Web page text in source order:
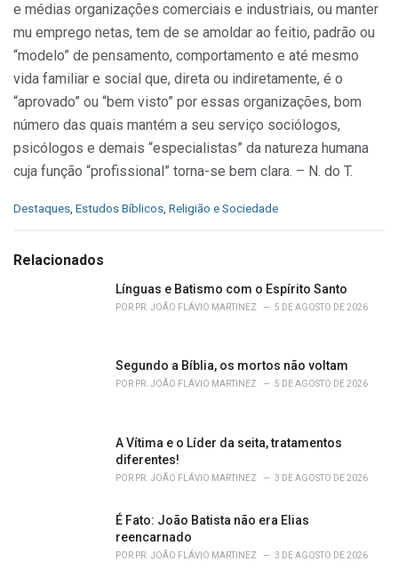
e médias organizações comerciais e industriais, ou manter
mu emprego netas, tem de se amoldar ao feitio, padrão ou
“modelo” de pensamento, comportamento e até mesmo
vida familiar e social que, direta ou indiretamente, é o
“aprovado” ou “bem visto” por essas organizações, bom
número das quais mantém a seu serviço sociólogos,
psicólogos e demais “especialistas” da natureza humana
cuja função “profissional” torna-se bem clara. – N. do T.
C
e
Destaques, Estudos Bíblicos, Religião e Sociedade
Relacionados
Línguas e Batismo com o Espírito Santo
POR PR. JOÃO FLÁVIO MARTINEZ 5 DE AGOSTO DE 2026
Segundo a Bíblia, os mortos não voltam
POR PR. JOÃO FLÁVIO MARTINEZ 5 DE AGOSTO DE 2026
A Vítima e o Líder da seita, tratamentos
diferentes!
POR PR. JOÃO FLÁVIO MARTINEZ 3 DE AGOSTO DE 2026
É Fato: João Batista não era Elias
reencarnado
POR PR. JOÃO FLÁVIO MARTINEZ 3 DE AGOSTO DE 2026